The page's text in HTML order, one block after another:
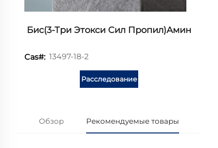
Бис(3-Три Этокси Сил Пропил)амин
Cas#: 13497-18-2
Расследование
Обзор Рекомендуемые товары